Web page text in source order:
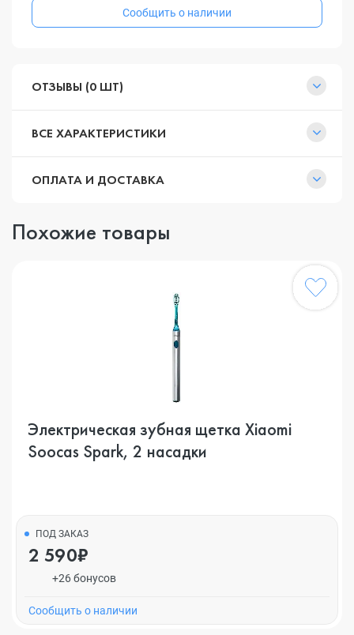
Сообщить о наличии
ОТЗЫВЫ (0 ШТ)
ВСЕ ХАРАКТЕРИСТИКИ
ОПЛАТА И ДОСТАВКА
Похожие товары
Электрическая зубная щетка Xiaomi
Soocas Spark, 2 насадки
ПОД ЗАКАЗ
2 590₽
+26 бонусов
Cообщить о наличии